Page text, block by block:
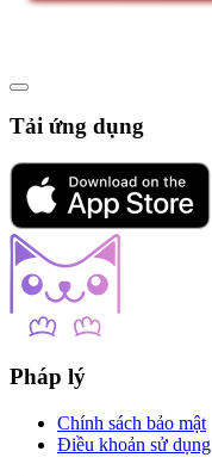
Tải ứng dụng
Pháp lý
Chính sách bảo mật
Điều khoản sử dụng